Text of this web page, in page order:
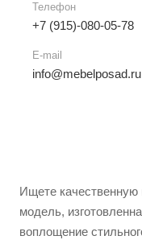
Телефон
+7 (915)-080-05-78
E-mail
info@mebelposad.ru
Ищете
модель,
воплощение